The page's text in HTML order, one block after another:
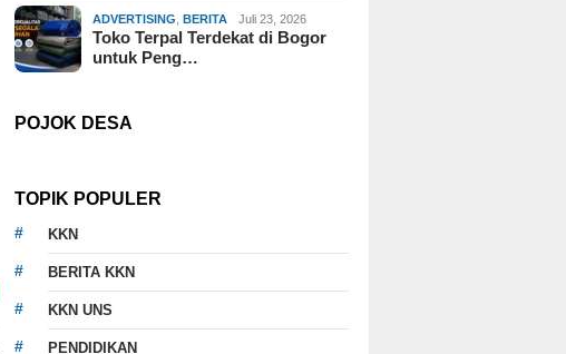
ADVERTISING ,BERITA Juli 23, 2026
Toko Terpal Terdekat di Bogor
untuk Peng…
POJOK DESA
TOPIK POPULER
KKN
BERITA KKN
KKN UNS
PENDIDIKAN